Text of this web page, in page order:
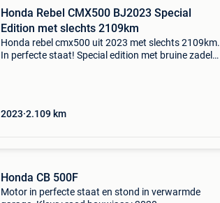
Honda Rebel CMX500 BJ2023 Special
Edition met slechts 2109km
Honda rebel cmx500 uit 2023 met slechts 2109km.
In perfecte staat! Special edition met bruine zadels
2023 2.109 km
Honda CB 500F
Motor in perfecte staat en stond in verwarmde